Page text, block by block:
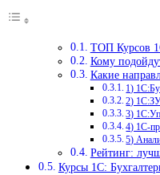
ТОП Курсов
Кому
Какие
1)
2)
3)
4) 1С-
5)
Рейтинг:
Курсы 1С: